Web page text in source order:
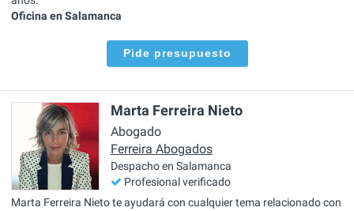
Oficina en Salamanca
Pide presupuesto
Marta Ferreira Nieto
Abogado
Ferreira Abogados
Despacho en Salamanca
Profesional verificado
Marta Ferreira Nieto te ayudará con cualquier tema relacionado con